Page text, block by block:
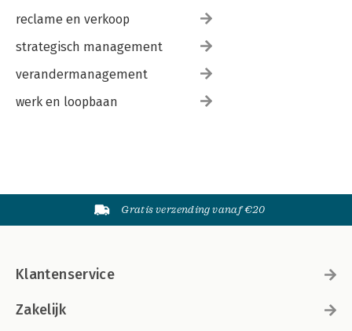
reclame en verkoop
strategisch management
verandermanagement
werk en loopbaan
Gratis verzending vanaf €20
Klantenservice
Zakelijk